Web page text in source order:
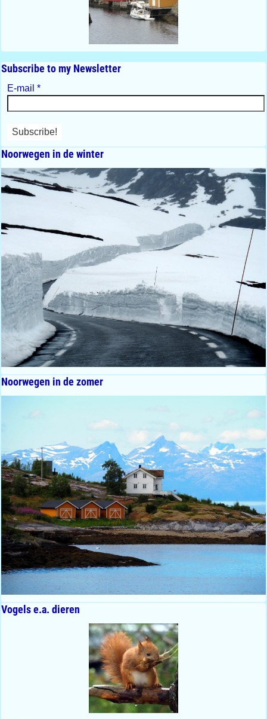
Subscribe to my Newsletter
E-mail *
Noorwegen in de winter
Noorwegen in de zomer
Vogels e.a. dieren